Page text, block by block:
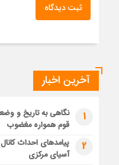
ثبت دیدگاه
آخرین اخبار
1
نگاهی به تاریخ و
قوم همواره مغضوب
2
پیامدهای احداث
آسیای مرکزی